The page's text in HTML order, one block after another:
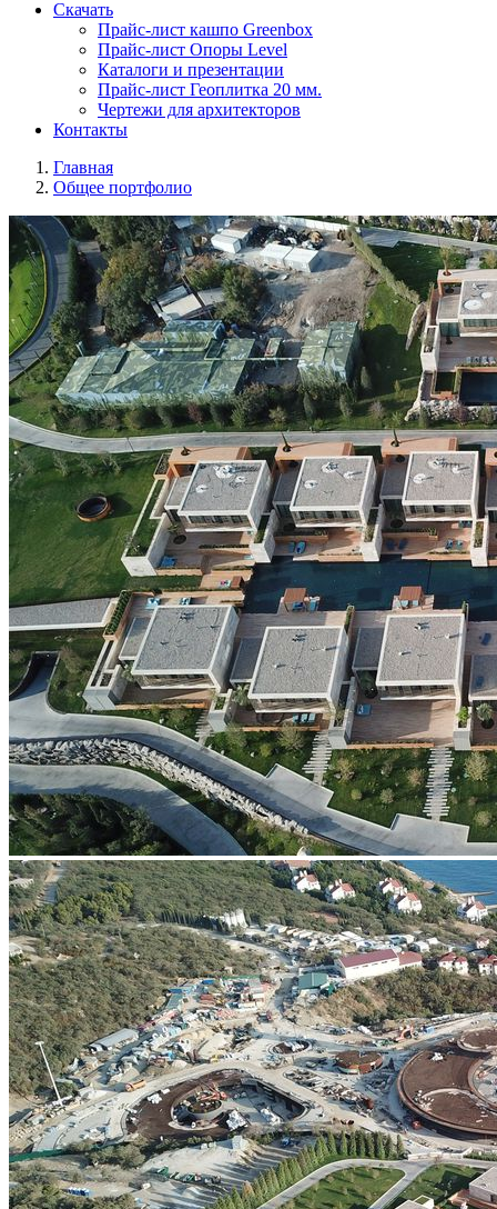
Скачать
Прайс-лист кашпо Greenbox
Прайс-лист Опоры Level
Каталоги и презентации
Прайс-лист Геоплитка 20 мм.
Чертежи для архитекторов
Контакты
Главная
Общее портфолио